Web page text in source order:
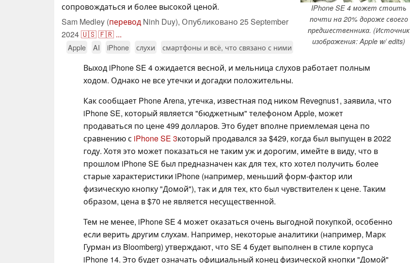
IPhone SE 4 может стоить
почти на 20% дороже своего
предшественника. (Источник
изображения: Apple w/ edits)
сопровождаться и более высокой ценой.
Sam Medley (перевод Ninh Duy), Опубликовано 25 September
2024🇺🇸🇫🇷 ...
Apple AI iPhone слухи смартфоны и всё, что связано с ними
Выход iPhone SE 4 ожидается весной, и мельница слухов работает полным
ходом. Однако не все утечки и догадки положительны.
Как сообщает Phone Arena, утечка, известная под ником Revegnus1, заявила, что
iPhone SE, который является "бюджетным" телефоном Apple, может
продаваться по цене 499 долларов. Это будет вполне приемлемая цена по
сравнению с iPhone SE 3который продавался за $429, когда был выпущен в 2022
году. Хотя это может показаться не таким уж и дорогим, имейте в виду, что в
прошлом iPhone SE был предназначен как для тех, кто хотел получить более
старые характеристики iPhone (например, меньший форм-фактор или
физическую кнопку "Домой"), так и для тех, кто был чувствителен к цене. Таким
образом, цена в $70 не является несущественной.
Тем не менее, iPhone SE 4 может оказаться очень выгодной покупкой, особенно
если верить другим слухам. Например, некоторые аналитики (например, Марк
Гурман из Bloomberg) утверждают, что SE 4 будет выполнен в стиле корпуса
iPhone 14. Это будет означать официальный конец физической кнопки "Домой"